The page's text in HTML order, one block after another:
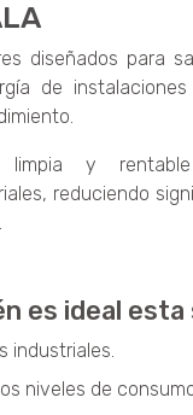
diseñados para
de
limpia y
reduciendo
es ideal esta
industriales.
niveles de